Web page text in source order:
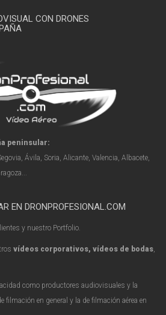
CON DRONES
peninsular:
Ávila, Soria, Alicante, Valencia, Albacete,
EN DRONPROFESIONAL.COM
y nuestro Portfolio.
vídeos corporativos, vídeos de bodas,
como productores audiovisuales y la
filmación en general y la de filmación aérea en